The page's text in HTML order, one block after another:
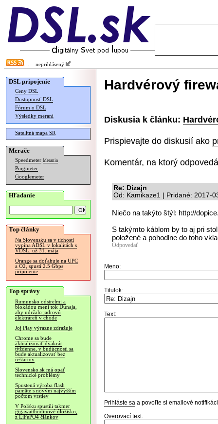
neprihlásený
DSL pripojenie
Ceny DSL
Dostupnosť DSL
Fórum o DSL
Výsledky meraní
Satelitná mapa SR
Merače
Speedmeter Merania
Pingmeter
Googlemeter
Hľadanie
Top články
Na Slovensku sa v tichosti
vypína ADSL v lokalitách s
VDSL, už 31. mája
Orange sa doťahuje na UPC
a O2, spustí 2.5 Gbps
pripojenie
Top správy
Rumunsko odstrelmi a
blokádou mení tok Dunaja,
aby udržalo jadrovú
elektráreň v chode
Joj Play výrazne zdražuje
Chrome sa bude
aktualizovať dvakrát
týždenne, v budúcnosti sa
bude aktualizovať bez
reštartov
Slovensko.sk má opäť
technické problémy
Spustená výroba flash
pamäte s novým najvyšším
počtom vrstiev
V Poľsku spustili takmer
gigawatthodinové úložisko,
z LiFePO4 článkov
Hardvérový
Diskusia k článku:
Prispievajte do diskusií ako
Komentár, na ktorý
Re: Dizajn
Od: Kamikaze1 | Pridané: 2017-
Niečo na takýto štýl: http://
S takýmto káblom by to aj pri
položené a pohodlne do toho
Odpovedať
Meno:
Titulok:
Text:
Prihláste sa a povoľte si emailové
Overovací text: